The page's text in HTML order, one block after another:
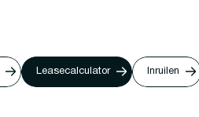
Leasecalculator Inruilen